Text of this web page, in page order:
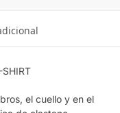
el cuello y en el